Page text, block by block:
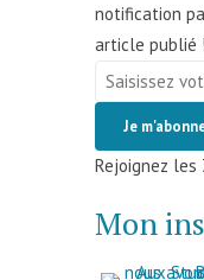
notification
article publié !
Saisissez
votre
adresse
e-
Je
Rejoignez les
Mon